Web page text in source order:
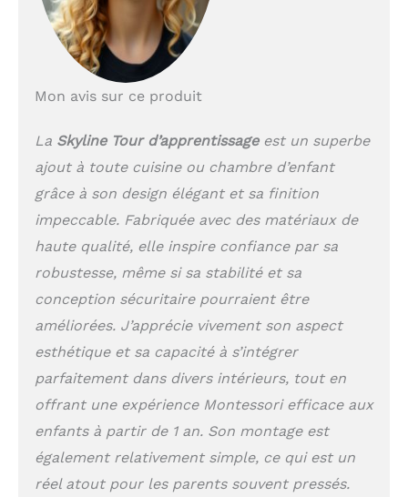
hauteur réglable avec
trois niveaux adaptés à
supplémentaire sous
sécurité, la tour
assure un jeu sans
souci aux petits
découvreurs. La
plateforme avec une vis
assure la sécurité
d'apprentissage est
excellente pour les
enfants à partir de l’âge
à l’usage en cuisine, à la
salle de bain qu’en tant
que meuble la chambre
bébé. Puisque votre
bébé peut avoir besoin
d’une autre hauteur en
Mon avis sur ce produit
La Skyline Tour d’apprentissageest un superbe
ajout à toute cuisine ou chambre d’enfant
grâce à son design élégant et sa finition
impeccable. Fabriquée avec des matériaux de
haute qualité, elle inspire confiance par sa
robustesse, même si sa stabilité et sa
conception sécuritaire pourraient être
améliorées. J’apprécie vivement son aspect
esthétique et sa capacité à s’intégrer
parfaitement dans divers intérieurs, tout en
offrant une expérience Montessori efficace aux
enfants à partir de 1 an. Son montage est
également relativement simple, ce qui est un
réel atout pour les parents souvent pressés.